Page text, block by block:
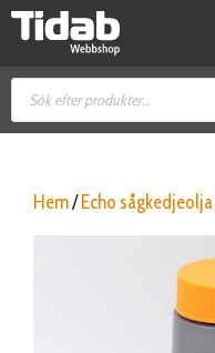
Hoppa
Produktsökning
Hem/ Echo sågkedjeolja